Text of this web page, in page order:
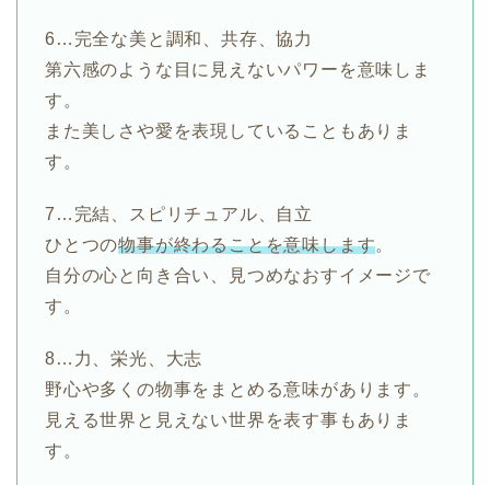
6…完全な美と調和、共存、協力
第六感のような目に見えないパワーを意味しま
す。
また美しさや愛を表現していることもありま
す。
7…完結、スピリチュアル、自立
ひとつの物事が終わることを意味します。
自分の心と向き合い、見つめなおすイメージで
す。
8…力、栄光、大志
野心や多くの物事をまとめる意味があります。
見える世界と見えない世界を表す事もありま
す。